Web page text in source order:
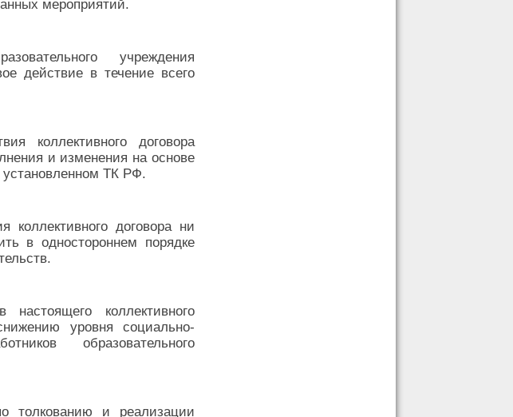
мероприятий.
учреждения
действие в течение всего
коллективного договора
и изменения на основе
установленном ТК РФ.
коллективного договора ни
в одностороннем порядке
настоящего коллективного
уровня социально-
образовательного
толкованию и реализации